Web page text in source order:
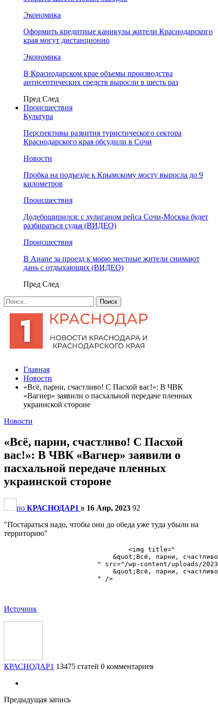
Экономика
Оформить кредитные каникулы жители Краснодарского
края могут дистанционно
Экономика
В Краснодарском крае объемы производства
антисептических средств выросли в шесть раз
Пред След
Происшествия
Культура
Перспективы развития туристического сектора
Краснодарского края обсудили в Сочи
Новости
Пробка на подъезде к Крымскому мосту выросла до 9
километров
Происшествия
Додебоширился: с хулиганом рейса Сочи-Москва будет
разбираться судья (ВИДЕО)
Происшествия
В Анапе за проезд к морю местные жители снимают
дань с отдыхающих (ВИДЕО)
Пред След
Главная
Новости
«Всё, парни, счастливо! С Пасхой вас!»: В ЧВК
«Вагнер» заявили о пасхальной передаче пленных
украинской стороне
Новости
«Всё, парни, счастливо! С Пасхой
вас!»: В ЧВК «Вагнер» заявили о
пасхальной передаче пленных
украинской стороне
по КРАСНОДАР1 в 16 Апр, 2023 92
"Постараться надо, чтобы они до обеда уже туда убыли на
территорию"
                                <img title="
&quot;Всё, парни,
" src="/wp-content/uploads/
&quot;Всё, парни,
                        " />
Источник
КРАСНОДАР1 13475 статей 0 комментариев
Предыдущая запись